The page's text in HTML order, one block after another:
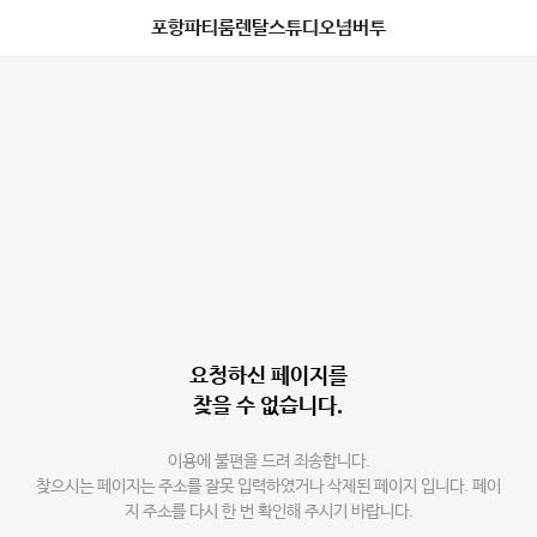
포항파티룸렌탈스튜디오넘버투
요청하신 페이지를
찾을 수 없습니다.
이용에 불편을 드려 죄송합니다.
찾으시는 페이지는 주소를 잘못 입력하였거나 삭제된 페이지 입니다. 페이
지 주소를 다시 한 번 확인해 주시기 바랍니다.